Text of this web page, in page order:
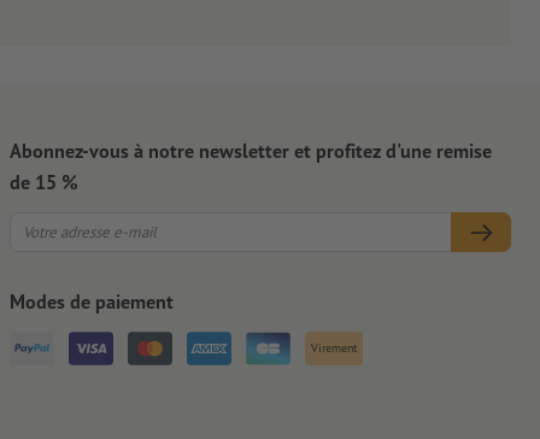
Abonnez-vous à notre newsletter et profitez d'une remise
de 15 %
Modes de paiement
Virement